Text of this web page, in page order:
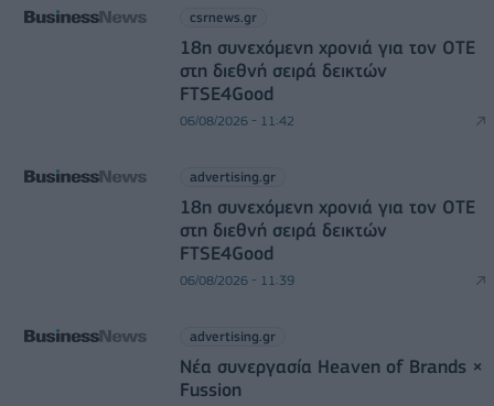
csrnews.gr
18η συνεχόμενη χρονιά για τον ΟΤΕ
στη διεθνή σειρά δεικτών
FTSE4Good
06/08/2026 - 11:42
advertising.gr
18η συνεχόμενη χρονιά για τον ΟΤΕ
στη διεθνή σειρά δεικτών
FTSE4Good
06/08/2026 - 11:39
advertising.gr
Νέα συνεργασία Heaven of Brands ×
Fussion